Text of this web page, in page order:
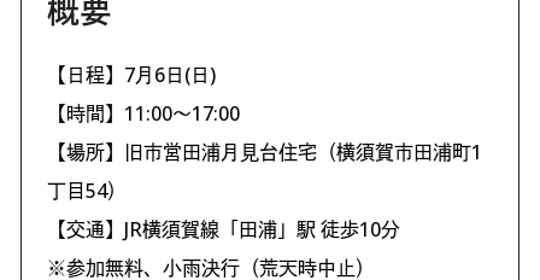
概要
【日程】7月6日(日)
【時間】11:00～17:00
【場所】旧市営田浦月見台住宅（横須賀市田浦町1
丁目54）
【交通】JR横須賀線「田浦」駅 徒歩10分
※参加無料、小雨決行（荒天時中止）